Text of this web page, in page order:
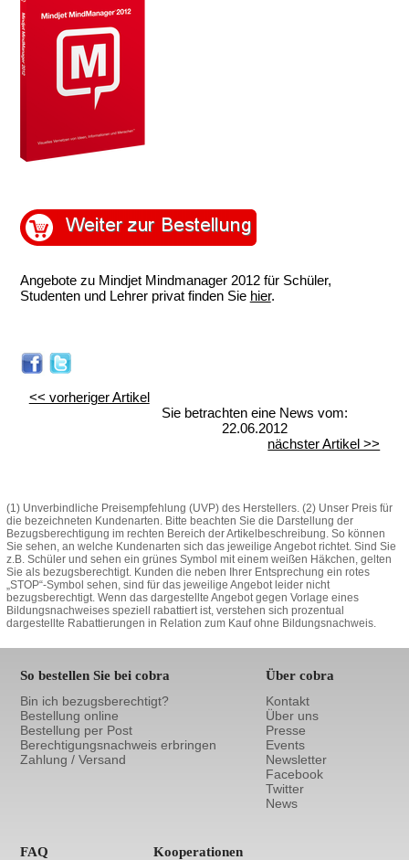
Angebote zu Mindjet Mindmanager 2012 für Schüler,
Studenten und Lehrer privat finden Sie hier.
<< vorheriger Artikel
Sie betrachten eine News vom:
22.06.2012
nächster Artikel >>
(1) Unverbindliche Preisempfehlung (UVP) des Herstellers. (2) Unser Preis für
die bezeichneten Kundenarten. Bitte beachten Sie die Darstellung der
Bezugsberechtigung im rechten Bereich der Artikelbeschreibung. So können
Sie sehen, an welche Kundenarten sich das jeweilige Angebot richtet. Sind Sie
z.B. Schüler und sehen ein grünes Symbol mit einem weißen Häkchen, gelten
Sie als bezugsberechtigt. Kunden die neben Ihrer Entsprechung ein rotes
„STOP“-Symbol sehen, sind für das jeweilige Angebot leider nicht
bezugsberechtigt. Wenn das dargestellte Angebot gegen Vorlage eines
Bildungsnachweises speziell rabattiert ist, verstehen sich prozentual
dargestellte Rabattierungen in Relation zum Kauf ohne Bildungsnachweis.
So bestellen Sie bei cobra
Bin ich bezugsberechtigt?
Bestellung online
Bestellung per Post
Berechtigungsnachweis erbringen
Zahlung / Versand
Über cobra
Kontakt
Über uns
Presse
Events
Newsletter
Facebook
Twitter
News
FAQ Kooperationen